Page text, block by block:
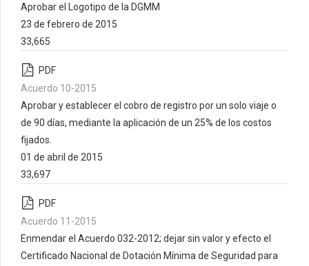
Aprobar el Logotipo de la DGMM
23 de febrero de 2015
33,665
PDF
Acuerdo 10-2015
Aprobar y establecer el cobro de registro por un solo viaje o
de 90 días, mediante la aplicación de un 25% de los costos
fijados.
01 de abril de 2015
33,697
PDF
Acuerdo 11-2015
Enmendar el Acuerdo 032-2012; dejar sin valor y efecto el
Certificado Nacional de Dotación Mínima de Seguridad para